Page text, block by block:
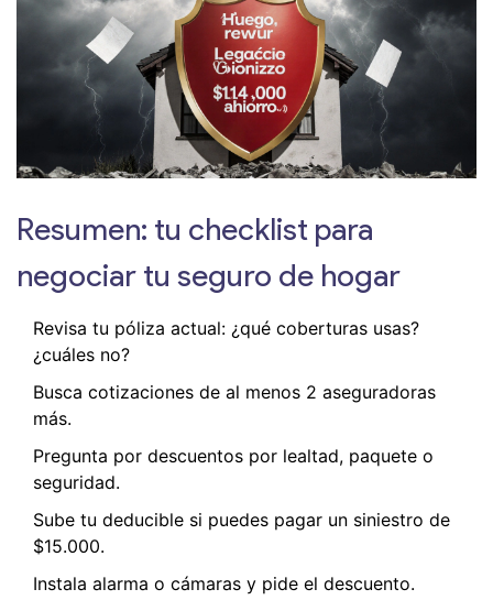
Resumen: tu checklist para
negociar tu seguro de hogar
Revisa tu póliza actual: ¿qué coberturas usas?
¿cuáles no?
Busca cotizaciones de al menos 2 aseguradoras
más.
Pregunta por descuentos por lealtad, paquete o
seguridad.
Sube tu deducible si puedes pagar un siniestro de
$15.000.
Instala alarma o cámaras y pide el descuento.